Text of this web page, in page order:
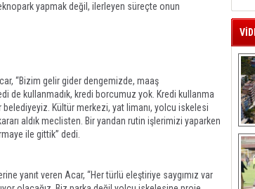
yapmak değil, ilerleyen süreçte onun
“Bizim gelir gider dengemizde, maaş
de kullanmadık, kredi borcumuz yok. Kredi kullanma
Kültür merkezi, yat limanı, yolcu iskelesi
aldık meclisten. Bir yandan rutin işlerimizi yaparken
ile gittik” dedi.
yanıt veren Acar, “Her türlü eleştiriye saygımız var